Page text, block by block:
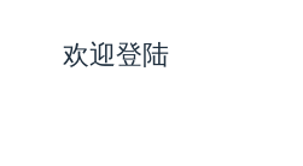
欢迎登陆